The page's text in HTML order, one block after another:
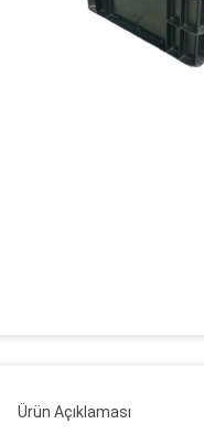
Ürün Açıklaması